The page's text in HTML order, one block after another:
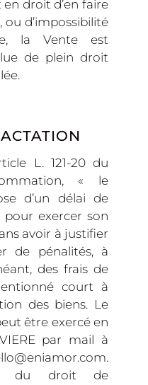
droit d’en faire
ou d’impossibilité
la Vente est
de plein droit
L. 121-20 du
« le
d’un délai de
exercer son
avoir à justifier
de pénalités, à
des frais de
court à
des biens. Le
être exercé en
par mail à
du droit de